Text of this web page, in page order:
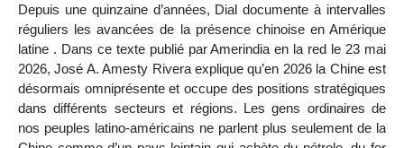
Depuis une quinzaine d’années, Dial documente à intervalles
réguliers les avancées de la présence chinoise en Amérique
latine . Dans ce texte publié par Amerindia en la red le 23 mai
2026, José A. Amesty Rivera explique qu’en 2026 la Chine est
désormais omniprésente et occupe des positions stratégiques
dans différents secteurs et régions. Les gens ordinaires de
nos peuples latino-américains ne parlent plus seulement de la